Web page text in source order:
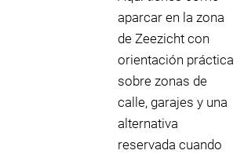
aparcar en la zona
de Zeezicht con
orientación práctica
sobre zonas de
calle, garajes y una
alternativa
reservada cuando